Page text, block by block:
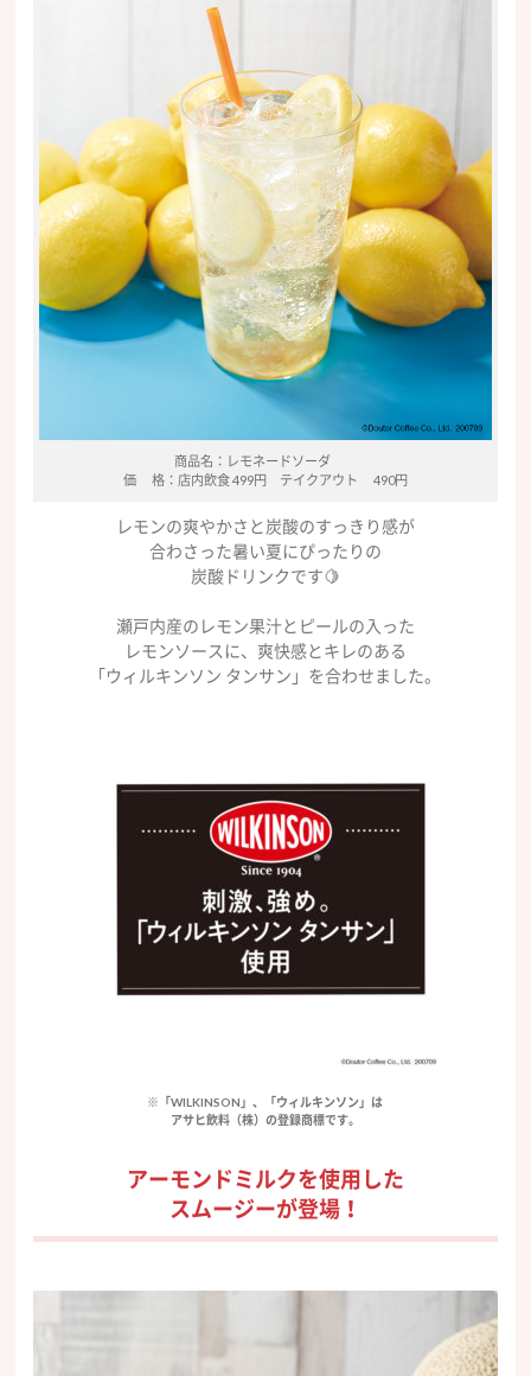
商品名：レモネードソーダ
価 格：店内飲食 499円 テイクアウト 490円
レモンの爽やかさと炭酸のすっきり感が
合わさった暑い夏にぴったりの
炭酸ドリンクです🍋
瀬戸内産のレモン果汁とピールの入った
レモンソースに、爽快感とキレのある
「ウィルキンソン タンサン」を合わせました。
※「WILKINSON」、「ウィルキンソン」は
アサヒ飲料（株）の登録商標です。
アーモンドミルクを使用した
スムージーが登場！